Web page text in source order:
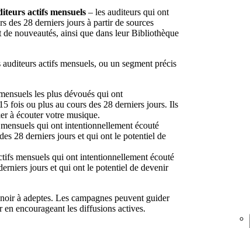
actifs mensuels – les auditeurs qui ont
des 28 derniers jours à partir de sources
nouveautés, ainsi que dans leur Bibliothèque
actifs mensuels, ou un segment précis
les plus dévoués qui ont
fois ou plus au cours des 28 derniers jours. Ils
à écouter votre musique.
qui ont intentionnellement écouté
28 derniers jours et qui ont le potentiel de
mensuels qui ont intentionnellement écouté
jours et qui ont le potentiel de devenir
à adeptes. Les campagnes peuvent guider
encourageant les diffusions actives.